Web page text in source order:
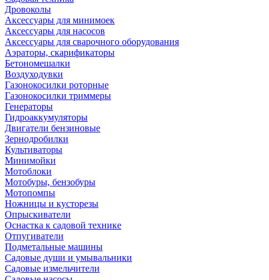
Дровоколы
Аксессуары для минимоек
Аксессуары для насосов
Аксессуары для сварочного оборудования
Аэраторы, скарификаторы
Бетономешалки
Воздуходувки
Газонокосилки роторные
Газонокосилки триммеры
Генераторы
Гидроаккумуляторы
Двигатели бензиновые
Зернодробилки
Культиваторы
Минимойки
Мотоблоки
Мотобуры, бензобуры
Мотопомпы
Ножницы и кусторезы
Опрыскиватели
Оснастка к садовой технике
Отпугиватели
Подметальные машины
Садовые души и умывальники
Садовые измельчители